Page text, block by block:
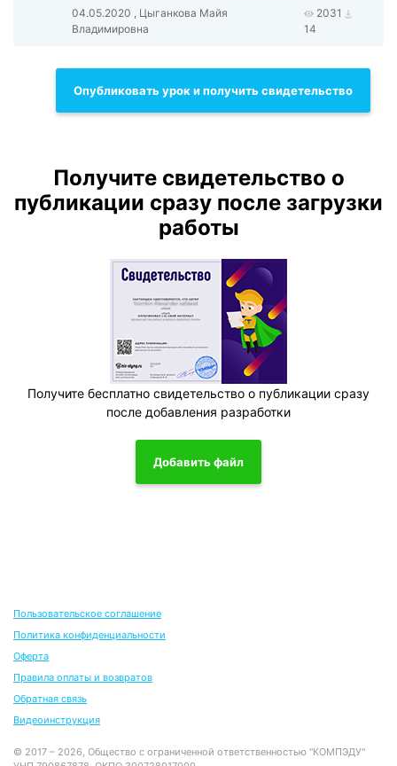
04.05.2020 , Цыганкова Майя
Владимировна
2031
14
Опубликовать урок и получить свидетельство
Получите свидетельство о
публикации сразу после загрузки
работы
Получите бесплатно свидетельство о публикации сразу
после добавления разработки
Добавить файл
Пользовательское соглашение
Политика конфиденциальности
Оферта
Правила оплаты и возвратов
Обратная связь
Видеоинструкция
© 2017 – 2026, Общество с ограниченной ответственностью "КОМПЭДУ"